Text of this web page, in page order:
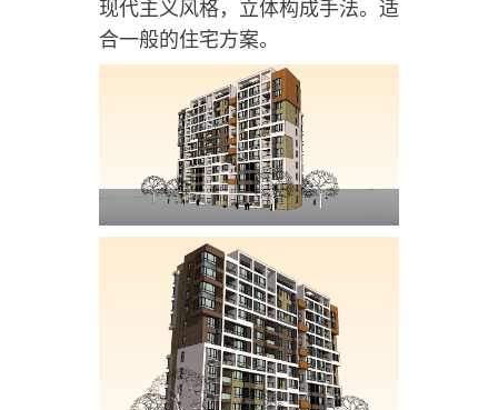
现代主义风格，立体构成手法。适
合一般的住宅方案。